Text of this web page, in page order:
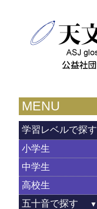
MENU
学習レベルで探す
小学生
中学生
高校生
五十音で探す